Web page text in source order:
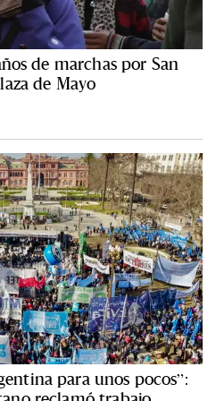
de marchas por San
de Mayo
para unos pocos”: